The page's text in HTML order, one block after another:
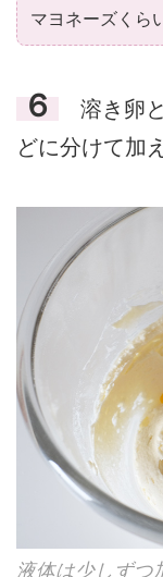
マヨネーズくら
６ 溶き卵と
どに分けて加
液体は少しずつ